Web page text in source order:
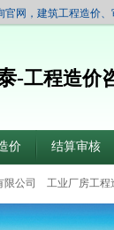
网，建筑工程造价、
-工程造价
价 结算审核
限公司 工业厂房工程